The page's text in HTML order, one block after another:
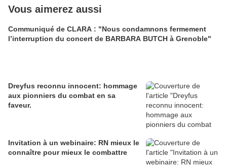
Vous aimerez aussi
Communiqué de CLARA : "Nous condamnons fermement
l’interruption du concert de BARBARA BUTCH à Grenoble"
Dreyfus reconnu innocent: hommage
aux pionniers du combat en sa
faveur.
Invitation à un webinaire: RN mieux le
connaître pour mieux le combattre